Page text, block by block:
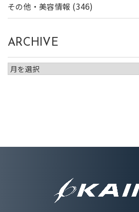
その他・美容情報 (346)
ARCHIVE